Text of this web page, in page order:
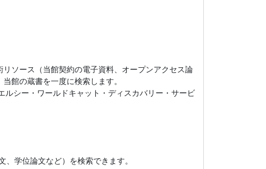
ソース（当館契約の電子資料、オープンアクセス論
館の蔵書を一度に検索します。
シー・ワールドキャット・ディスカバリー・サービ
学位論文など）を検索できます。